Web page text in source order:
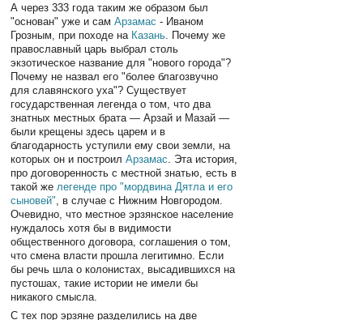
А через 333 года таким же образом был
"основан" уже и самАрзамас - Иваном
Грозным, при походе на Казань . Почему же
православный царь выбрал столь
экзотическое название для "нового города"?
Почему не назвал его "более благозвучно
для славянского уха"? Существует
государственная легенда о том, что два
знатных местных брата — Арзай и Мазай —
были крещены здесь царем и в
благодарность уступили ему свои земли, на
которых он и построилАрзамас . Эта история,
про договоренность с местной знатью, есть в
такой же легенде про "мордвина Дятла и его
сыновей" , в случае с Нижним Новгородом.
Очевидно, что местное эрзянское население
нуждалось хотя бы в видимости
общественного договора, соглашения о том,
что смена власти прошла легитимно. Если
бы речь шла о колонистах, высадившихся на
пустошах, такие истории не имели бы
никакого смысла.
С тех пор эрзяне разделились на две